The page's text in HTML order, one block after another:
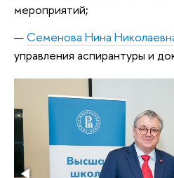
мероприятий;
Семенова Нина
управления аспирантуры и